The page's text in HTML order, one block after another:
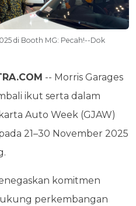
di Booth MG: Pecah!--Dok
-- Morris Garages
ikut serta dalam
Auto Week (GJAW)
21–30 November 2025
komitmen
perkembangan